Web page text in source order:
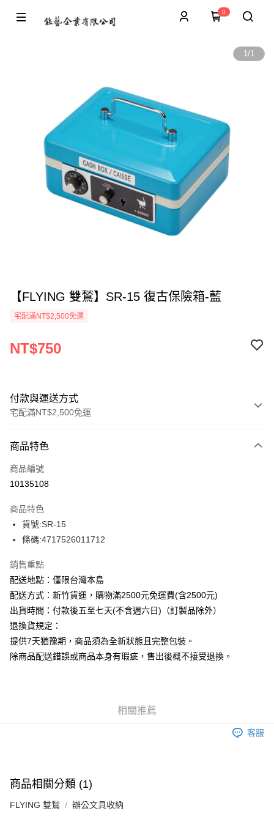
0
1/1
【FLYING 雙鶖】SR-15 復古保險箱-藍
宅配滿NT$2,500免運
NT$750
付款與運送方式
宅配滿NT$2,500免運
信用卡一次付款
Apple Pay
悠遊付
ATM付款
運送方式
下單前請先詢問庫存
每筆NT$130，滿NT$2,500(含以上)免運費
商品特色
商品編號
10135108
商品特色
貨號:SR-15
條碼:4717526011712
銷售重點
配送地點：僅限台灣本島
配送方式：新竹貨運，購物滿2500元免運費(含2500元)
出貨時間：付款後五至七天(不含週六日)（訂製品除外）
退換貨規定：
提供7天猶豫期，商品須為全新狀態且完整包裝。
除商品配送錯誤或商品本身有瑕疵，售出後概不接受退換。
相關推薦
客服
商品相關分類 (1)
FLYING 雙鶖 辦公文具收納